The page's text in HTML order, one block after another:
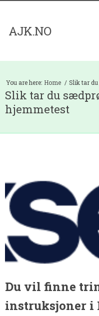
AJK.NO
You are here: Home Slik tar
Slik tar du
hjemmetest
Du vil finne
instruksjoner i